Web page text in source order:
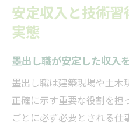
安定収入と技術
実態
墨出し職が安定した収入
墨出し職は建築現場や土木
正確に示す重要な役割を担
ごとに必ず必要とされる